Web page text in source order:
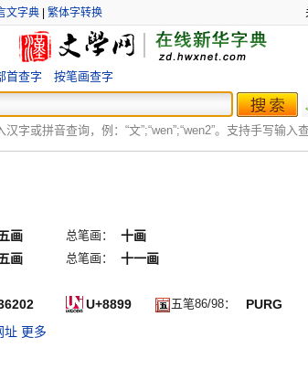
文字典| 繁体字转换
首查字 按笔画查字
汉字或拼音查询，例：“文”;“wen”;“wen2”。支持手写输入查
画 总笔画： 十画
画 总笔画： 十一画
U+8899 五笔86/98：
PURG
址 更多